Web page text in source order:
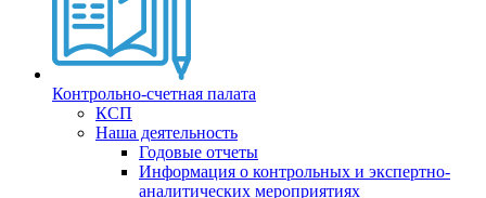
Контрольно-счетная палата
КСП
Наша деятельность
Годовые отчеты
Информация о контрольных и экспертно-
аналитических мероприятиях